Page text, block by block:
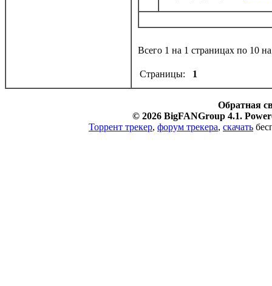
Всего 1 на 1 страницах по 10
Страницы: 1
Обратная
© 2026 BigFANGroup 4.1.
Торрент трекер, форум трекера, скачать